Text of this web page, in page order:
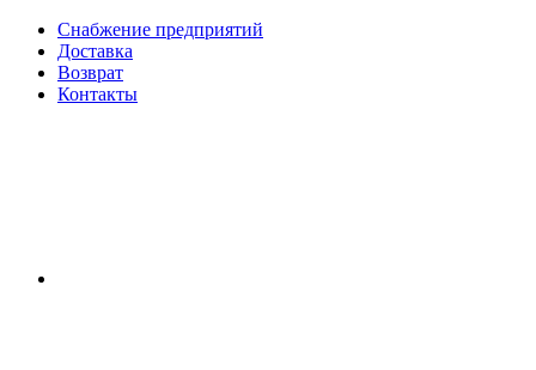
Снабжение предприятий
Доставка
Возврат
Контакты